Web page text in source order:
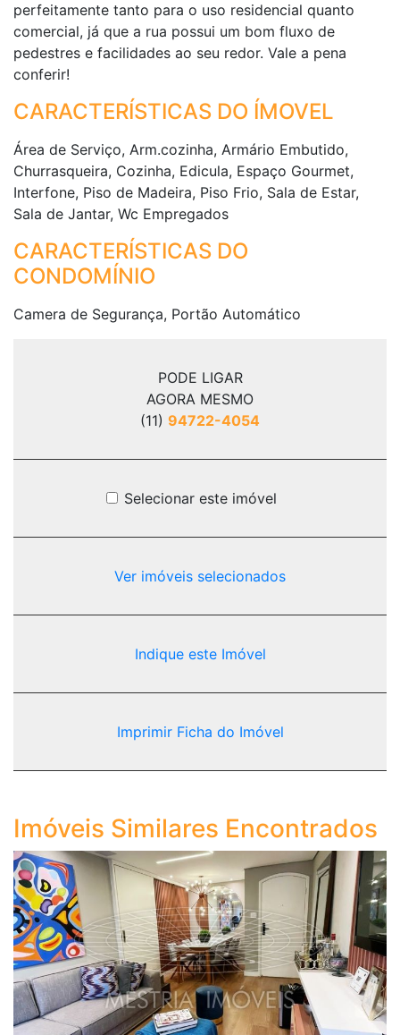
PODE LIGAR
AGORA MESMO
(11) 94722-4054
Selecionar este imóvel
Ver imóveis selecionados
Indique este Imóvel
Imprimir Ficha do Imóvel
perfeitamente tanto para o uso residencial quanto
comercial, já que a rua possui um bom fluxo de
pedestres e facilidades ao seu redor. Vale a pena
conferir!
CARACTERÍSTICAS DO ÍMOVEL
Área de Serviço, Arm.cozinha, Armário Embutido,
Churrasqueira, Cozinha, Edicula, Espaço Gourmet,
Interfone, Piso de Madeira, Piso Frio, Sala de Estar,
Sala de Jantar, Wc Empregados
CARACTERÍSTICAS DO
CONDOMÍNIO
Camera de Segurança, Portão Automático
Imóveis Similares Encontrados